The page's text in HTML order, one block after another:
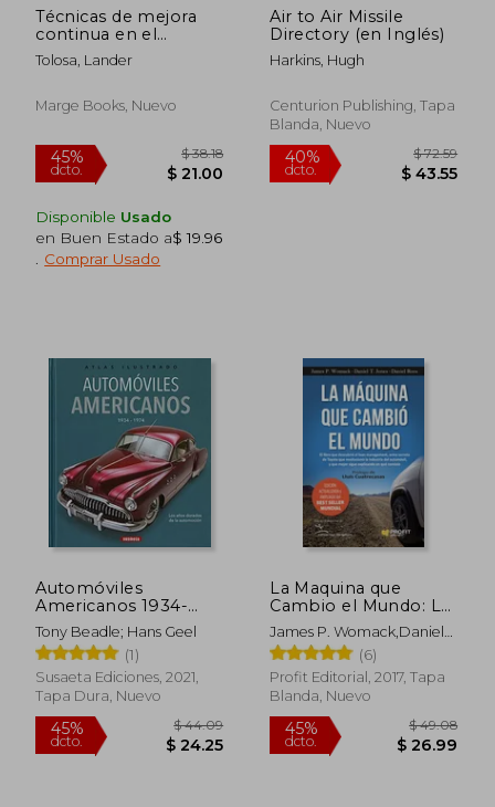
Técnicas de mejora
continua en el
transporte (Biblioteca
de logística) (Spanish
Tolosa, Lander
Marge Books, Nuevo
45%
$ 21.00
Disponible Usado
en Buen Estado a$ 19.96
Comprar Usado
Air to Air Missile
Directory (en Inglés)
Harkins, Hugh
Centurion Publishing, Tapa
Blanda, Nuevo
40%
dcto.
Automóviles
Americanos 1934-
1974 (Atlas Ilustrado)
Tony Beadle; Hans Geel
(1)
Susaeta Ediciones, 2021,
Tapa Dura, Nuevo
La Maquina que
Cambio el Mundo: La
Historia de la
Produccion Lean , el
Arma Secreta de
Toyota que
Revoluciono la
Automovil
James P. Womack,Daniel
T. Jones,Daniel Ross
(6)
Profit Editorial, 2017, Tapa
Blanda, Nuevo